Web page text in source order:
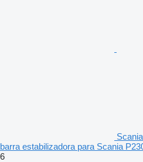
barra estabilizadora para Scania
6